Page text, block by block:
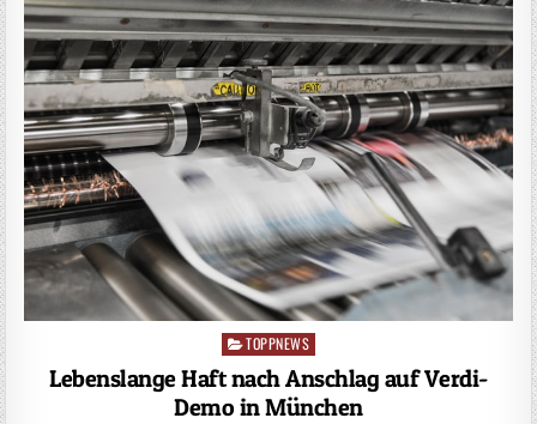
Posted
in
TOPPNEWS
Lebenslange Haft nach Anschlag auf Verdi-
Demo in München